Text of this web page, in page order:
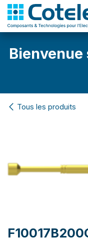
Tous les produits